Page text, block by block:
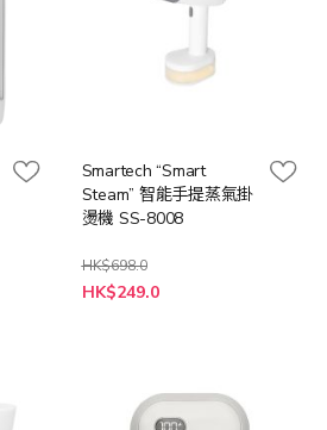
Smartech “Smart
Steam” 智能手提蒸氣掛
燙機 SS-8008
HK$698.0
特
殊
HK$249.0